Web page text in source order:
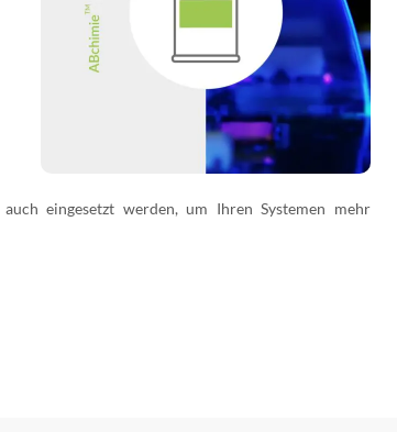
eingesetzt werden, um Ihren Systemen mehr